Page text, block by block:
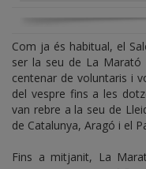
Com ja és habitual, el
ser la seu de La Marató
centenar de voluntaris i
del vespre fins a les
van rebre a la seu de
de Catalunya, Aragó i el
Fins a mitjanit, La